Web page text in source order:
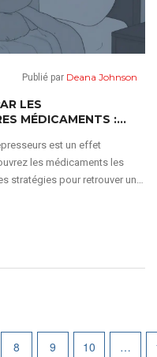
Publié par Deana Johnson
LES
MÉDICAMENTS :
est un effet
les médicaments les
stratégies pour retrouver un
8 9 10 …